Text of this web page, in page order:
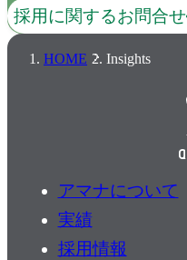
採用に関するお問合せ
HOME Insights
アマナについて
実績
採用情報